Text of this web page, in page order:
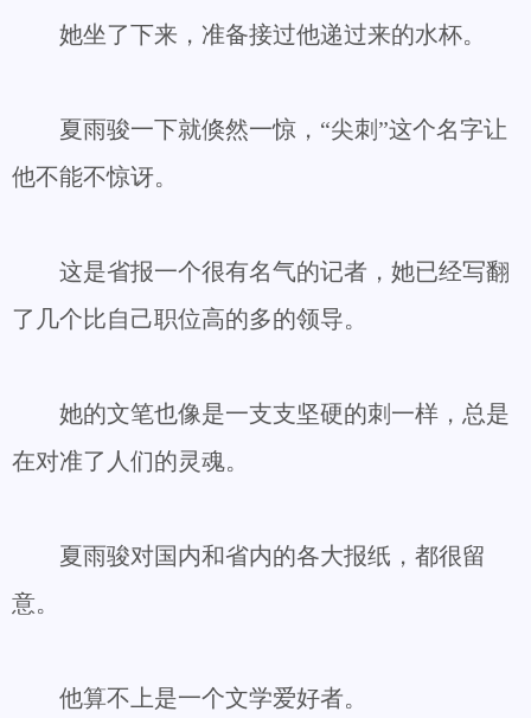
她坐了下来，准备接过他递过来的水杯。
夏雨骏一下就倏然一惊，“尖刺”这个名字让
他不能不惊讶。
这是省报一个很有名气的记者，她已经写翻
了几个比自己职位高的多的领导。
她的文笔也像是一支支坚硬的刺一样，总是
在对准了人们的灵魂。
夏雨骏对国内和省内的各大报纸，都很留
意。
他算不上是一个文学爱好者。